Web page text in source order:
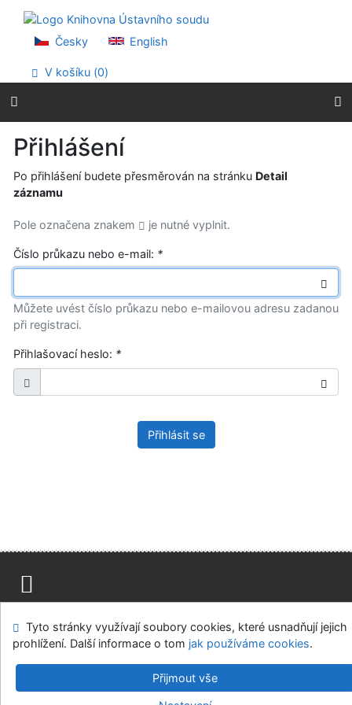
Přejít na menu
Prohlášení o webové přístupnosti
Česky English
V košíku (0)
Přihlášení
Po přihlášení budete přesměrován na stránku Detail
záznamu
Pole označena znakem je nutné vyplnit.
Číslo průkazu nebo e-mail: *
Můžete uvést číslo průkazu nebo e-mailovou adresu zadanou
při registraci.
Přihlašovací heslo: *
Přihlásit se
Modul OpenSearch
Napište nám Nastavení cookies
Ústavní soud, IČO: 48513687, se sídlem Joštova 625/8,
Tyto stránky využívají soubory cookies, které usnadňují jejich
prohlížení. Další informace o tom jak používáme cookies.
Přijmout vše